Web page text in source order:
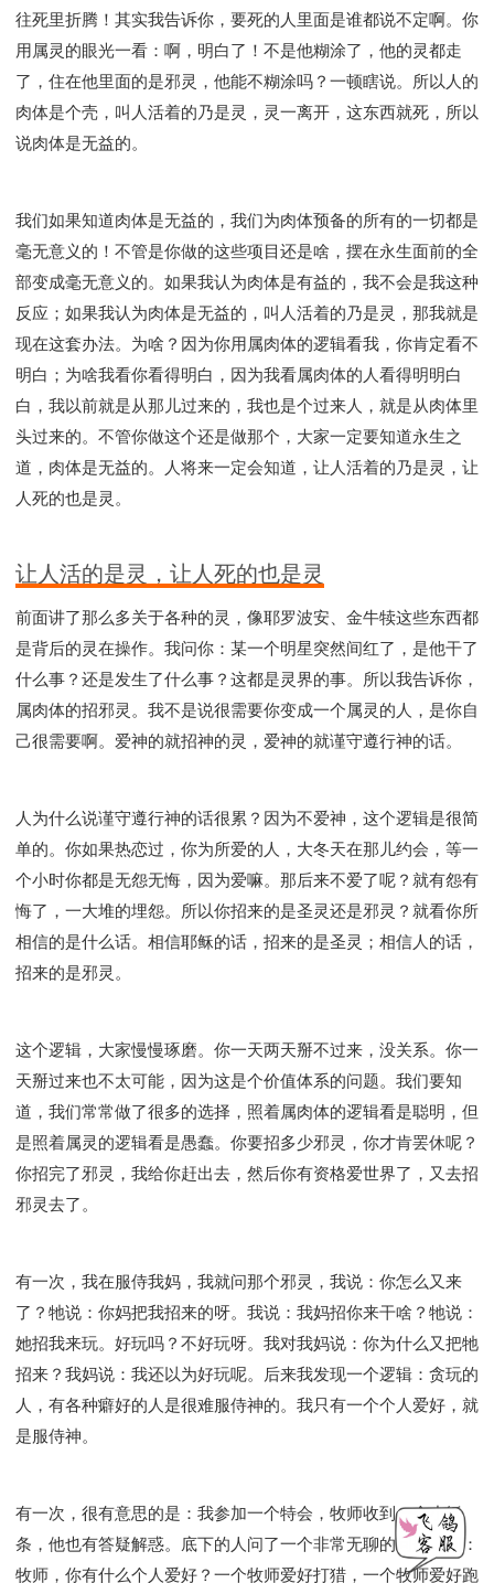
往死里折腾！其实我告诉你，要死的人里面是谁都说不定啊。你
用属灵的眼光一看：啊，明白了！不是他糊涂了，他的灵都走
了，住在他里面的是邪灵，他能不糊涂吗？一顿瞎说。所以人的
肉体是个壳，叫人活着的乃是灵，灵一离开，这东西就死，所以
说肉体是无益的。
我们如果知道肉体是无益的，我们为肉体预备的所有的一切都是
毫无意义的！不管是你做的这些项目还是啥，摆在永生面前的全
部变成毫无意义的。如果我认为肉体是有益的，我不会是我这种
反应；如果我认为肉体是无益的，叫人活着的乃是灵，那我就是
现在这套办法。为啥？因为你用属肉体的逻辑看我，你肯定看不
明白；为啥我看你看得明白，因为我看属肉体的人看得明明白
白，我以前就是从那儿过来的，我也是个过来人，就是从肉体里
头过来的。不管你做这个还是做那个，大家一定要知道永生之
道，肉体是无益的。人将来一定会知道，让人活着的乃是灵，让
人死的也是灵。
让人活的是灵，让人死的也是灵
前面讲了那么多关于各种的灵，像耶罗波安、金牛犊这些东西都
是背后的灵在操作。我问你：某一个明星突然间红了，是他干了
什么事？还是发生了什么事？这都是灵界的事。所以我告诉你，
属肉体的招邪灵。我不是说很需要你变成一个属灵的人，是你自
己很需要啊。爱神的就招神的灵，爱神的就谨守遵行神的话。
人为什么说谨守遵行神的话很累？因为不爱神，这个逻辑是很简
单的。你如果热恋过，你为所爱的人，大冬天在那儿约会，等一
个小时你都是无怨无悔，因为爱嘛。那后来不爱了呢？就有怨有
悔了，一大堆的埋怨。所以你招来的是圣灵还是邪灵？就看你所
相信的是什么话。相信耶稣的话，招来的是圣灵；相信人的话，
招来的是邪灵。
这个逻辑，大家慢慢琢磨。你一天两天掰不过来，没关系。你一
天掰过来也不太可能，因为这是个价值体系的问题。我们要知
道，我们常常做了很多的选择，照着属肉体的逻辑看是聪明，但
是照着属灵的逻辑看是愚蠢。你要招多少邪灵，你才肯罢休呢？
你招完了邪灵，我给你赶出去，然后你有资格爱世界了，又去招
邪灵去了。
有一次，我在服侍我妈，我就问那个邪灵，我说：你怎么又来
了？牠说：你妈把我招来的呀。我说：我妈招你来干啥？牠说：
她招我来玩。好玩吗？不好玩呀。我对我妈说：你为什么又把牠
招来？我妈说：我还以为好玩呢。后来我发现一个逻辑：贪玩的
人，有各种癖好的人是很难服侍神的。我只有一个个人爱好，就
是服侍神。
有一次，很有意思的是：我参加一个特会，牧师收到一个小纸
条，他也有答疑解惑。底下的人问了一个非常无聊的问题，问：
牧师，你有什么个人爱好？一个牧师爱好打猎，一个牧师爱好跑